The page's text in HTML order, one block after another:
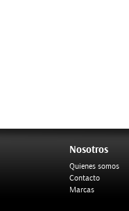
Nosotros
Quienes somos
Contacto
Marcas